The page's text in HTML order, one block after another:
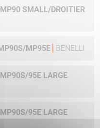
SMALL/DROITIER
MP95E BENELLI
95E LARGE
95E LARGE